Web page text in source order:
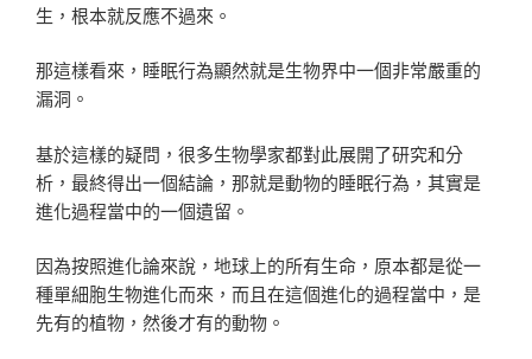
生，根本就反應不過來。
那這樣看來，睡眠行為顯然就是生物界中一個非常嚴重的
漏洞。
基於這樣的疑問，很多生物學家都對此展開了研究和分
析，最終得出一個結論，那就是動物的睡眠行為，其實是
進化過程當中的一個遺留。
因為按照進化論來說，地球上的所有生命，原本都是從一
種單細胞生物進化而來，而且在這個進化的過程當中，是
先有的植物，然後才有的動物。